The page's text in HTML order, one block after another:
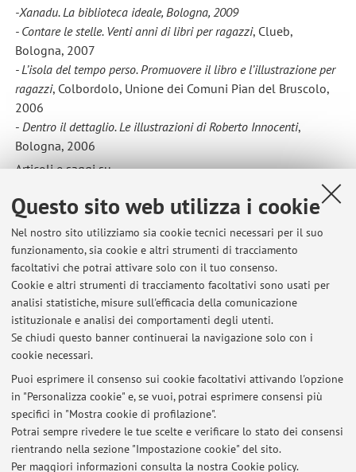
Questo sito web utilizza i cookie
Nel nostro sito utilizziamo sia cookie tecnici necessari per il suo
funzionamento, sia cookie e altri strumenti di tracciamento
facoltativi che potrai attivare solo con il tuo consenso.
Cookie e altri strumenti di tracciamento facoltativi sono usati per
analisi statistiche, misure sull'efficacia della comunicazione
istituzionale e analisi dei comportamenti degli utenti.
Se chiudi questo banner continuerai la navigazione solo con i
cookie necessari.
Puoi esprimere il consenso sui cookie facoltativi attivando l'opzione
in "Personalizza cookie" e, se vuoi, potrai esprimere consensi più
specifici in "Mostra cookie di profilazione".
Potrai sempre rivedere le tue scelte e verificare lo stato dei consensi
rientrando nella sezione "Impostazione cookie" del sito.
Per maggiori informazioni consulta la nostra Cookie policy.
-Xanadu. La biblioteca ideale, Bologna, 2009
- Contare le stelle. Venti anni di libri per ragazzi, Clueb,
Bologna, 2007
- L’isola del tempo perso. Promuovere il libro e l’illustrazione per
ragazzi, Colbordolo, Unione dei Comuni Pian del Bruscolo,
2006
- Dentro il dettaglio. Le illustrazioni di Roberto Innocenti,
Bologna, 2006
Articoli e saggi su
- “Hamelin. Storie, figure, pedagogia”, Bologna; “Liber” Libri
per bambini e ragazzi-Idest, Campi Bisenzio; “Sfoglialibro.
Biblioteche oggi”, Milano; “Nuova Rivista Letteraria”,
Bologna; “Bambini, adolescenti e valore del libro”, Convegni
e seminari n.17, 2008, Senato della Repubblica; “Lo
Straniero”, Contrasto, Roma; “Il Folletto”rivista in lingua
italiana dell'Istituto svizzero Media e Ragazzi (Ticino e
Grigioni); “Gli Asini”, Contrasto, Roma; Enciclopedia dei
Ragazzi, Treccani
Ultimi avvisi
Al momento non sono presenti avvisi.